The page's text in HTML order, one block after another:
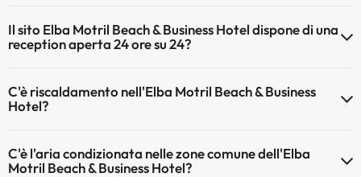
Qui potete trovare maggiori informazioni sulla piscina e sulle altri
installazioni.
Il sito Elba Motril Beach & Business Hotel dispone di una
reception aperta 24 ore su 24?
ore su 24
C'è riscaldamento nell'Elba Motril Beach & Business
Hotel?
nelle aree comuni
C'è l'aria condizionata nelle zone comune dell'Elba
Motril Beach & Business Hotel?